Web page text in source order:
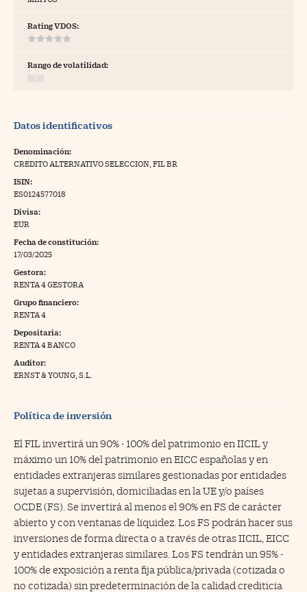
Pyme
a Cinco Días
Rating VDOS:
Rango de volatilidad:
Datos identificativos
Denominación:
CREDITO ALTERNATIVO SELECCION, FIL BR
ISIN:
ES0124577018
Divisa:
EUR
Fecha de constitución:
17/03/2025
Gestora:
RENTA 4 GESTORA
Grupo financiero:
RENTA 4
Depositaria:
RENTA 4 BANCO
Auditor:
ERNST & YOUNG, S.L.
Política de inversión
El FIL invertirá un 90% - 100% del patrimonio en IICIL y
máximo un 10% del patrimonio en EICC españolas y en
entidades extranjeras similares gestionadas por entidades
sujetas a supervisión, domiciliadas en la UE y/o países
OCDE (FS). Se invertirá al menos el 90% en FS de carácter
abierto y con ventanas de liquidez. Los FS podrán hacer sus
inversiones de forma directa o a través de otras IICIL, EICC
y entidades extranjeras similares. Los FS tendrán un 95% -
100% de exposición a renta fija pública/privada (cotizada o
no cotizada) sin predeterminación de la calidad crediticia